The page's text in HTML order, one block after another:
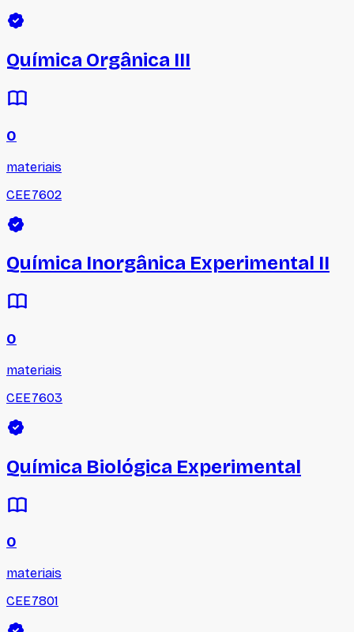
Química Orgânica III
0
materiais
CEE7602
Química Inorgânica Experimental II
0
materiais
CEE7603
Química Biológica Experimental
0
materiais
CEE7801